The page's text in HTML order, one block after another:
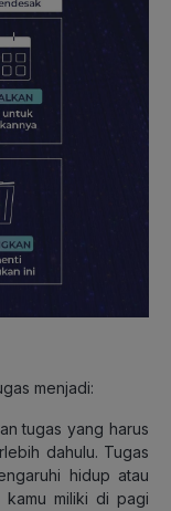
menjadi:
tugas yang harus
dahulu. Tugas
hidup atau
kamu miliki di pagi